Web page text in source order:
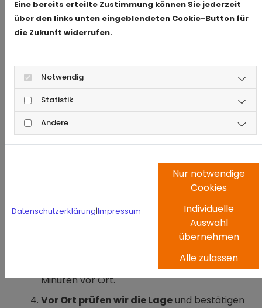
Stadtteilen
FürDornbusch und unmittelbare Umgebung
Anfahrtskosten– ein echter Vorteil für unsere
lokalen Kunden.
DER ABLAUF EINER TÜRÖFFNUNG –
SO FUNKTIONIERT’S
Unsere Notrufnummer ist rund
Wir geben sofort Auskunft zu
Dornbusch meist innerhalb von 20–30
Minuten vor Ort.
Vor Ort prüfen wir die Lageund bestätigen
Eine bereits erteilte Zustimmung können Sie jederzeit
über den links unten eingeblendeten Cookie-Button für
die Zukunft widerrufen.
Notwendig
Statistik
Andere
Datenschutzerklärung|Impressum
Nur notwendige
Cookies
Individuelle
Auswahl
übernehmen
Alle zulassen